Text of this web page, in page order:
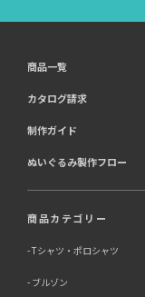
商品一覧
カタログ請求
制作ガイド
ぬいぐるみ製作フロー
商品カテゴリー
Tシャツ・ポロシャツ
ブルゾン